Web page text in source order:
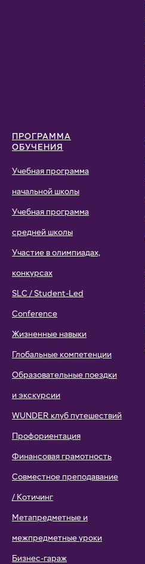
ПРОГРАММА
ОБУЧЕНИЯ
Учебная программа
начальной школы
Учебная программа
средней школы
Участие в олимпиадах,
конкурсах
SLC / Student-Led
Conference
Жизненные навыки
Глобальные компетенции
Образовательные поездки
и экскурсии
WUNDER клуб путешествий
Профориентация
Финансовая грамотность
Совместное преподавание
/ Котичинг
Метапредметные и
межпредметные уроки
Бизнес-гараж